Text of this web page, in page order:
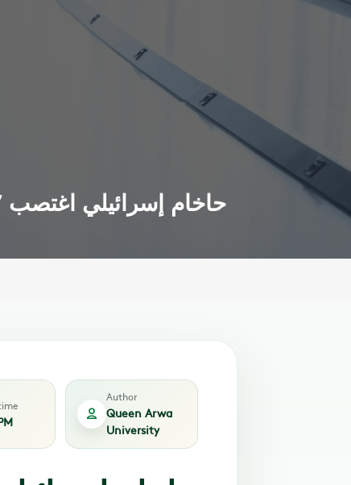
حاخام إسرائيلي اغتصب 7 نساء أقنعهن بأنه سيطهرهن من "النجاسة" مقابل دفعهن للمال
Author
Queen Arwa
University